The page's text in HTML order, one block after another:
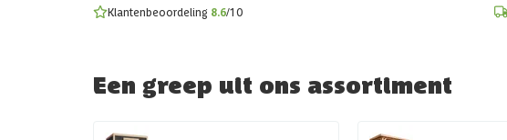
Klantenbeoordeling 8.6/10
Een greep uit ons assortiment